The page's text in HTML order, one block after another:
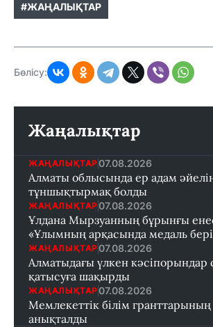
#ЖАҢАЛЫҚТАР
Бөлісу:
Жаңалықтар
ЖАҢАЛЫҚТАР 07.08.2026
Алматы облысында ер адам
тұншықтырмақ болды
ЖАҢАЛЫҚТАР 07.08.2026
Ұлдана Мырзуанның бұрынғы
«Ұлымның арқасында медаль
ЖАҢАЛЫҚТАР 07.08.2026
Алматыдағы үлкен кәсіпорындар
қатысуға шақырды
ЖАҢАЛЫҚТАР 07.08.2026
Мемлекеттік білім гранттарының
анықталды